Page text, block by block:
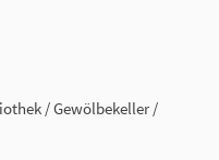
/ Gewölbekeller /